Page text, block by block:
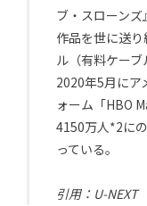
ブ・スローン
作品を世に送
ル（有料ケーブ
2020年5月にア
ォーム「HBO
4150万人*2に
っている。
引用：U-NEXT